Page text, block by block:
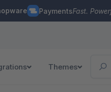
PaymentsFast.
Themes